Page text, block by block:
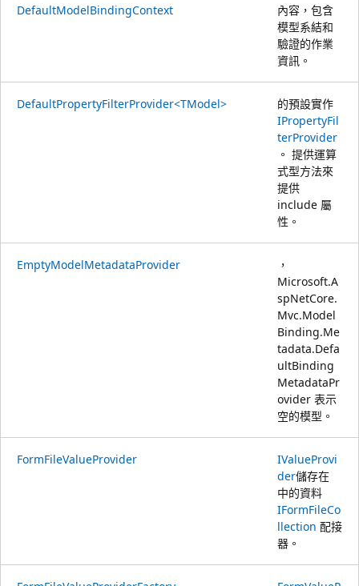
DefaultModelBindingContext
內容，包含
模型系結和
驗證的作業
資訊。
DefaultPropertyFilterProvider<TModel>
的預設實作
IPropertyFil
terProvider
。 提供運算
式型方法來
提供
include 屬
性。
EmptyModelMetadataProvider
，
Microsoft.A
spNetCore.
Mvc.Model
Binding.Me
tadata.Defa
ultBinding
MetadataPr
ovider 表示
空的模型。
FormFileValueProvider
IValueProvi
der儲存在
中的資料
IFormFileCo
llection 配接
器。